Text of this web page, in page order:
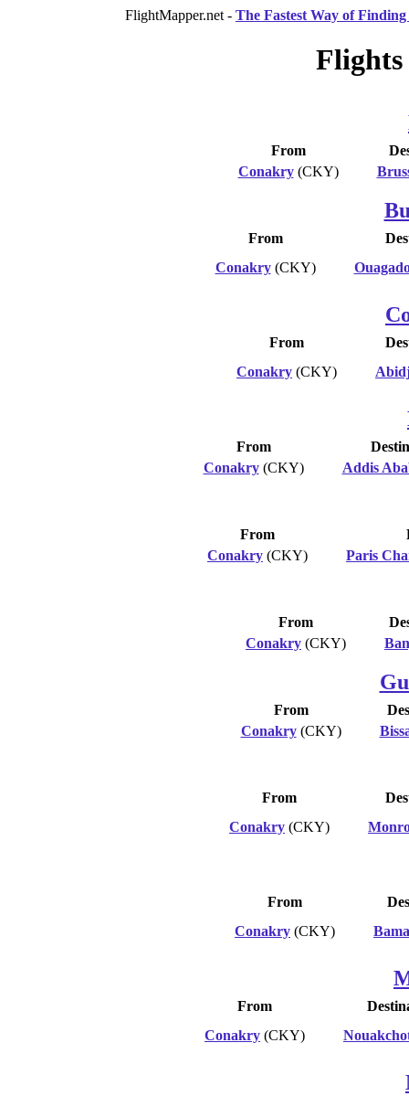
FlightMapper.net - The Fastest Way of
From
Conakry(CKY)
From
Conakry(CKY)
From
Conakry (CKY)
From
Conakry(CKY) Addis
From
Conakry (CKY) Paris
From
Conakry (CKY)
From
Conakry(CKY)
From
Conakry (CKY)
From
Conakry (CKY)
From
Conakry (CKY)